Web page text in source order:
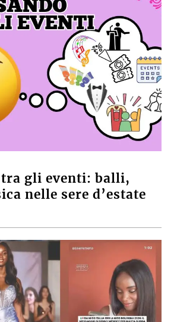
gli eventi: balli,
nelle sere d’estate